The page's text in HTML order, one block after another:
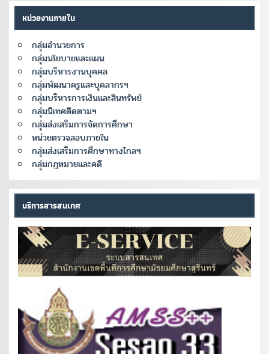
หน่วยงานภายใน
กลุ่มอำนวยการ
กลุ่มนโยบายและแผน
กลุ่มบริหารงานบุคคล
กลุ่มพัฒนาครูและบุคลากรฯ
กลุ่มบริหารการเงินและสินทรัพย์
กลุ่มนิเทศติดตามฯ
กลุ่มส่งเสริมการจัดการศึกษา
หน่วยตรวจสอบภายใน
กลุ่มส่งเสริมการศึกษาทางไกลฯ
กลุ่มกฎหมายและคดี
บริการสารสนเทศ